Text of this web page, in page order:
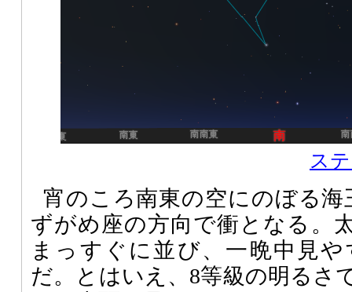
ス
宵のころ南東の空にのぼる海
ずがめ座の方向で衝となる。
まっすぐに並び、一晩中見
だ。とはいえ、8等級の明るさ